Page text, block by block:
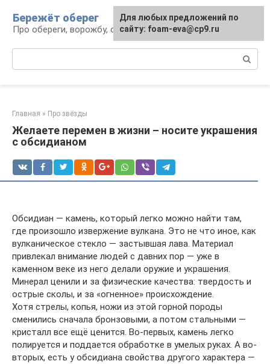
контенту
Бережёт оберег
Про обереги, ворожбу, сны и гадания
Главная » Про звёзды
Желаете перемен в жизни – носите украшения
с обсидианом
Обсидиан — камень, который легко можно найти там,
где произошло извержение вулкана. Это не что иное, как
вулканическое стекло — застывшая лава. Материал
привлекал внимание людей с давних пор — уже в
каменном веке из него делали оружие и украшения.
Минерал ценили и за физические качества: твердость и
острые сколы, и за «огненное» происхождение.
Хотя стрелы, копья, ножи из этой горной породы
сменились сначала бронзовыми, а потом стальными —
кристалл все ещё ценится. Во-первых, камень легко
полируется и поддается обработке в умелых руках. А во-
вторых, есть у обсидиана свойства другого характера —
Для любых предложений по
сайту: foam-eva@cp9.ru